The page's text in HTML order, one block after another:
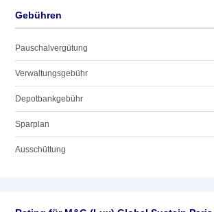
Gebühren
Pauschalvergütung
Verwaltungsgebühr
Depotbankgebühr
Sparplan
Ausschüttung